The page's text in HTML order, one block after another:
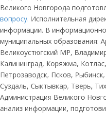
Великого Новгорода
вопросу. Исполнительная
информации. В
муниципальных образования:
Великоустюгский МР,
Калининград, Коряжма,
Петрозаводск, Псков,
Суздаль, Сыктывкар, Тверь,
Администрация Великого
анализ информации,